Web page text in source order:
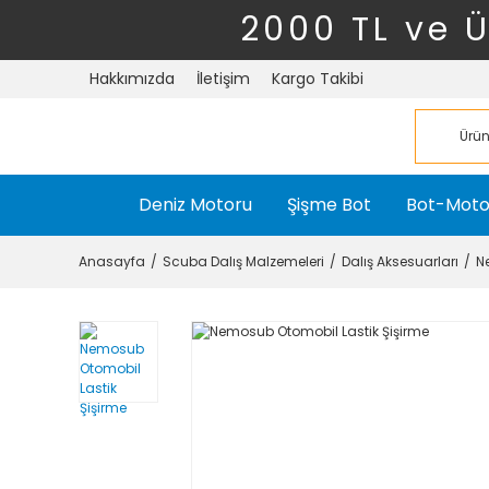
2000 TL ve
Hakkımızda İletişim Kargo Takibi
Deniz Motoru Şişme Bot Bot-
Anasayfa Scuba Dalış Malzemeleri Dalış Aksesuarları